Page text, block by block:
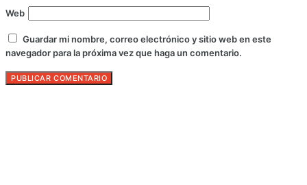
Web
Guardar mi nombre, correo electrónico y sitio web en este
navegador para la próxima vez que haga un comentario.